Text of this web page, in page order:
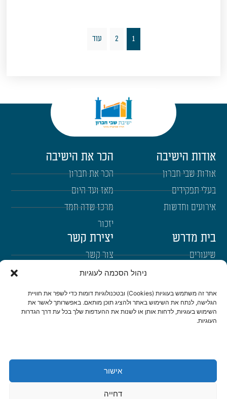
ניהול הסכמה לעוגיות
אתר זה משתמש בעוגיות (Cookies) ובטכנולוגיות דומות כדי לשפר את חוויית
הגלישה, לנתח את השימוש באתר ולהציג תוכן מותאם. באפשרותך לאשר את
השימוש בעוגיות, לדחות אותן או לשנות את ההעדפות שלך בכל עת דרך הגדרות
העוגיות.
אישור
דחייה
1
2 עוד
אודות הישיבה
אודות שבי חברון
בעלי תפקידים
אירועים וחדשות
הכר את הישיבה
הכר את חברון
מאז ועד היום
מרכז שדה חמד
יזכור
בית מדרש
שיעורים
יצירת קשר
צור קשר
הרשמה לשבו"ש
היה שותף
דרכי הגעה
הצהרת נגישותמדיניות פרטיות